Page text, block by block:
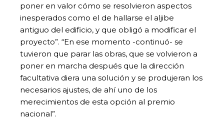
poner en valor cómo se resolvieron aspectos
inesperados como el de hallarse el aljibe
antiguo del edificio, y que obligó a modificar el
proyecto”. “En ese momento -continuó- se
tuvieron que parar las obras, que se volvieron a
poner en marcha después que la dirección
facultativa diera una solución y se produjeran los
necesarios ajustes, de ahí uno de los
merecimientos de esta opción al premio
nacional”.